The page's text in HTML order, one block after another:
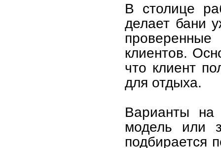
В столице
делает бани
клиентов.
что клиент
для отдыха.
Варианты
модель или
подбирается